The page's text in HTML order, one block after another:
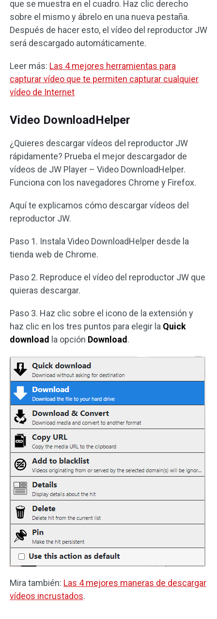
que se muestra en el cuadro. Haz clic derecho
sobre el mismo y ábrelo en una nueva pestaña.
Después de hacer esto, el vídeo del reproductor JW
será descargado automáticamente.
Leer más: Las 4 mejores herramientas para
capturar vídeo que te permiten capturar cualquier
vídeo de Internet
Video DownloadHelper
¿Quieres descargar vídeos del reproductor JW
rápidamente? Prueba el mejor descargador de
vídeos de JW Player – Video DownloadHelper.
Funciona con los navegadores Chrome y Firefox.
Aquí te explicamos cómo descargar vídeos del
reproductor JW.
Paso 1. Instala Video DownloadHelper desde la
tienda web de Chrome.
Paso 2. Reproduce el vídeo del reproductor JW que
quieras descargar.
Paso 3. Haz clic sobre el icono de la extensión y
haz clic en los tres puntos para elegir la Quick
download
la opción Download .
Mira también: Las 4 mejores maneras de descargar
vídeos incrustados.